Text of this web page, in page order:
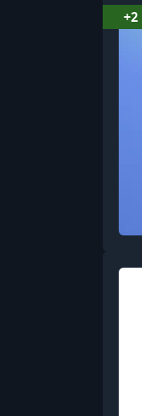
+2